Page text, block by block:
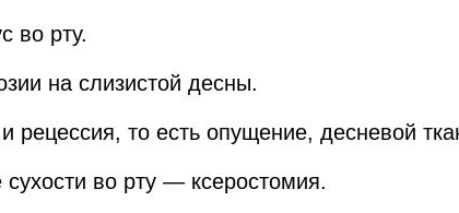
во рту.
на слизистой десны.
рецессия, то есть опущение, десневой
во рту — ксеростомия.